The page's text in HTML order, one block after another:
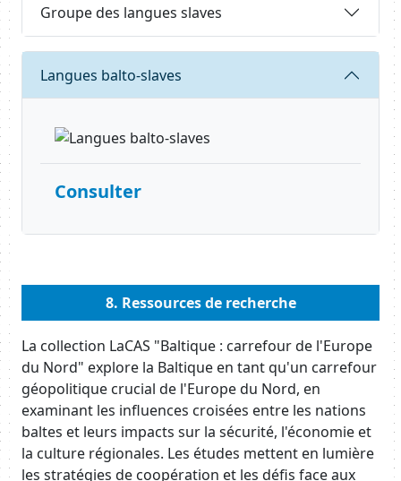
Groupe des langues slaves
Langues balto-slaves
Consulter
8. Ressources de recherche
Body
La collection LaCAS "Baltique : carrefour de l'Europe
du Nord" explore la Baltique en tant qu'un carrefour
géopolitique crucial de l'Europe du Nord, en
examinant les influences croisées entre les nations
baltes et leurs impacts sur la sécurité, l'économie et
la culture régionales. Les études mettent en lumière
les stratégies de coopération et les défis face aux